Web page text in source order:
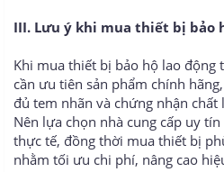
III. Lưu ý khi mua thiết bị bảo
Khi mua thiết bị bảo hộ lao động
cần ưu tiên sản phẩm chính
đủ tem nhãn và chứng nhận
Nên lựa chọn nhà cung cấp uy
thực tế, đồng thời mua thiết bị
nhằm tối ưu chi phí, nâng cao